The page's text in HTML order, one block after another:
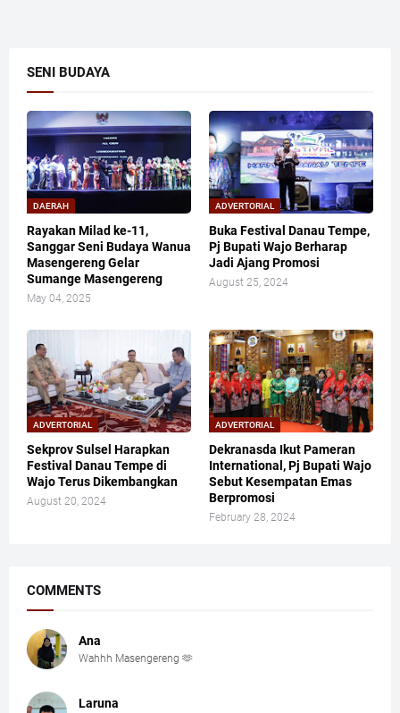
SENI BUDAYA
DAERAH
Rayakan Milad ke-11,
Sanggar Seni Budaya Wanua
Masengereng Gelar
Sumange Masengereng
May 04, 2025
ADVERTORIAL
Buka Festival Danau Tempe,
Pj Bupati Wajo Berharap
Jadi Ajang Promosi
August 25, 2024
ADVERTORIAL
Sekprov Sulsel Harapkan
Festival Danau Tempe di
Wajo Terus Dikembangkan
August 20, 2024
ADVERTORIAL
Dekranasda Ikut Pameran
International, Pj Bupati Wajo
Sebut Kesempatan Emas
Berpromosi
February 28, 2024
COMMENTS
Ana
Wahhh Masengereng 🫶
Laruna